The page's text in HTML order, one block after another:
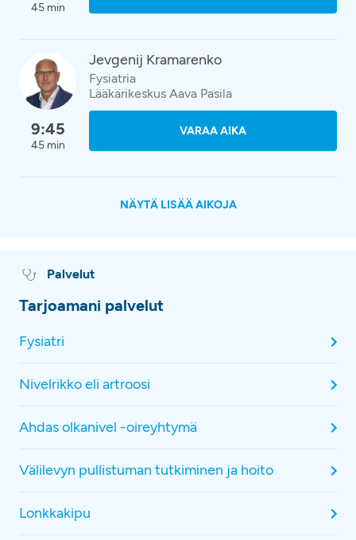
45 min
9:45
45 min
Jevgenij Kramarenko
Fysiatria
Lääkärikeskus Aava Pasila
VARAA AIKA
NÄYTÄ LISÄÄ AIKOJA
Palvelut
Tarjoamani palvelut
Fysiatri
Nivelrikko eli artroosi
Ahdas olkanivel -oireyhtymä
Välilevyn pullistuman tutkiminen ja hoito
Lonkkakipu